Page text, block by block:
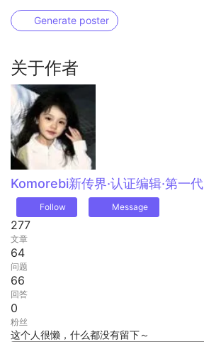
Generate poster
关于作者
Komorebi新传界·认证编辑·第一代
Follow Message
277
文章
64
问题
66
回答
0
粉丝
这个人很懒，什么都没有留下～